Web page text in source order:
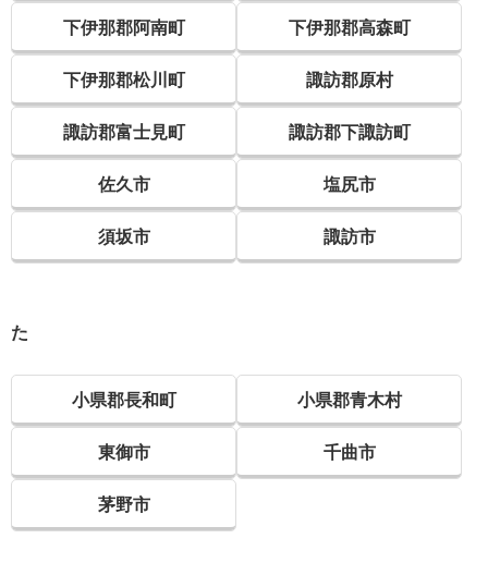
下伊那郡阿南町 下伊那郡高森町
下伊那郡松川町 諏訪郡原村
諏訪郡富士見町 諏訪郡下諏訪町
佐久市 塩尻市
須坂市 諏訪市
た
小県郡長和町 小県郡青木村
東御市 千曲市
茅野市